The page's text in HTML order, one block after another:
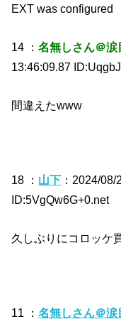
EXT was configured
14 ：名無しさん＠涙
13:46:09.87
間違えたwww
18 ： 山下 ：2024/
ID:5VgQw6G+0.net
久しぶりにコロッケ
11 ：名無しさん＠涙